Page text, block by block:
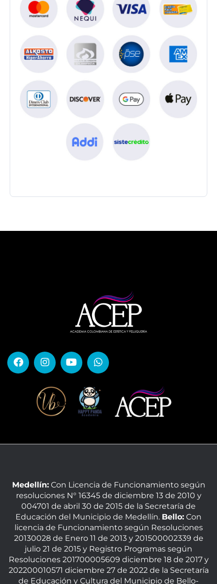
Medellín:Con Licencia de Funcionamiento según
resoluciones N° 16345 de diciembre 13 de 2010 y
004701 de abril 30 de 2015 de la Secretaría de
Educación del Municipio de Medellín. Bello: Con
licencia de Funcionamiento según Resoluciones
20130028 de Enero 11 de 2013 y 201500002339 de
julio 21 de 2015 y Registro Programas según
Resoluciones 201700005609 diciembre 18 de 2017 y
202200010571 diciembre 27 de 2022 de la Secretaría
de Educación y Cultura del Municipio de Bello-